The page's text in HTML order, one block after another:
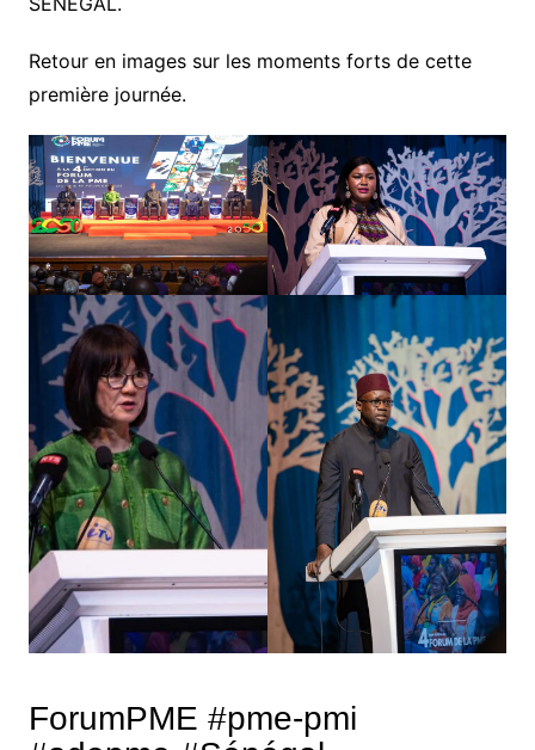
Retour en images sur les moments forts de cette
première journée.
ForumPME #pme-pmi